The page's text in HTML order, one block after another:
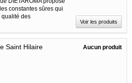
constantes sûres qui
qualité des
Voir les produits
Saint Hilaire Aucun produit